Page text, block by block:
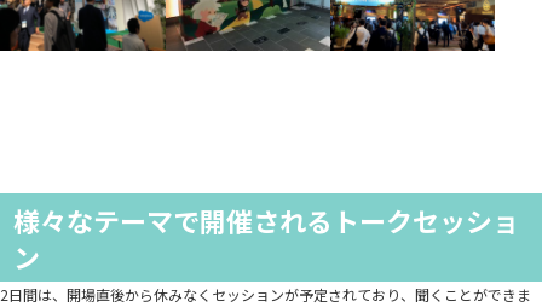
様々なテーマで開催されるトークセッショ
ン
2日間は、開場直後から休みなくセッションが予定されており、聞くことができま